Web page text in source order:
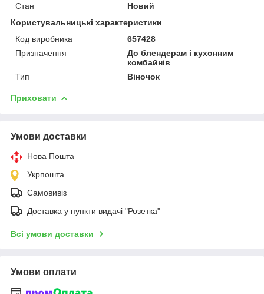
Стан
Новий
Користувальницькі характеристики
Код виробника
657428
Призначення
До блендерам і кухонним
комбайнів
Тип
Віночок
Приховати
Умови доставки
Нова Пошта
Укрпошта
Самовивіз
Доставка у пункти видачі "Розетка"
Всі умови доставки
Умови оплати